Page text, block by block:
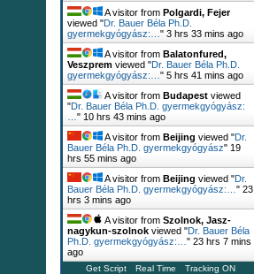
A visitor from Polgardi, Fejer
viewed "Dr. Bauer Béla Ph.D.
gyermekgyógyász:… " 3 hrs 33 mins ago
A visitor from Balatonfured,
Veszprem viewed "Dr. Bauer Béla Ph.D.
gyermekgyógyász:… " 5 hrs 41 mins ago
A visitor from Budapest viewed
"Dr. Bauer Béla Ph.D. gyermekgyógyász:
" 10 hrs 43 mins ago
A visitor from Beijing viewed "Dr.
Bauer Béla Ph.D. gyermekgyógyász" 19
hrs 55 mins ago
A visitor from Beijing viewed "Dr.
Bauer Béla Ph.D. gyermekgyógyász:… " 23
hrs 4 mins ago
A visitor from Szolnok, Jasz-
nagykun-szolnok viewed "Dr. Bauer Béla
Ph.D. gyermekgyógyász:… " 23 hrs 7 mins
ago
Get Script Real Time Tracking ON